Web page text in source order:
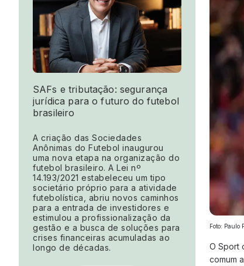
SAFs e tributação: segurança
jurídica para o futuro do futebol
brasileiro
A criação das Sociedades
Anônimas do Futebol inaugurou
uma nova etapa na organização do
futebol brasileiro. A Lei nº
14.193/2021 estabeleceu um tipo
societário próprio para a atividade
futebolística, abriu novos caminhos
para a entrada de investidores e
estimulou a profissionalização da
gestão e a busca de soluções para
crises financeiras acumuladas ao
longo de décadas.
Foto: Paulo
O Sport
comum